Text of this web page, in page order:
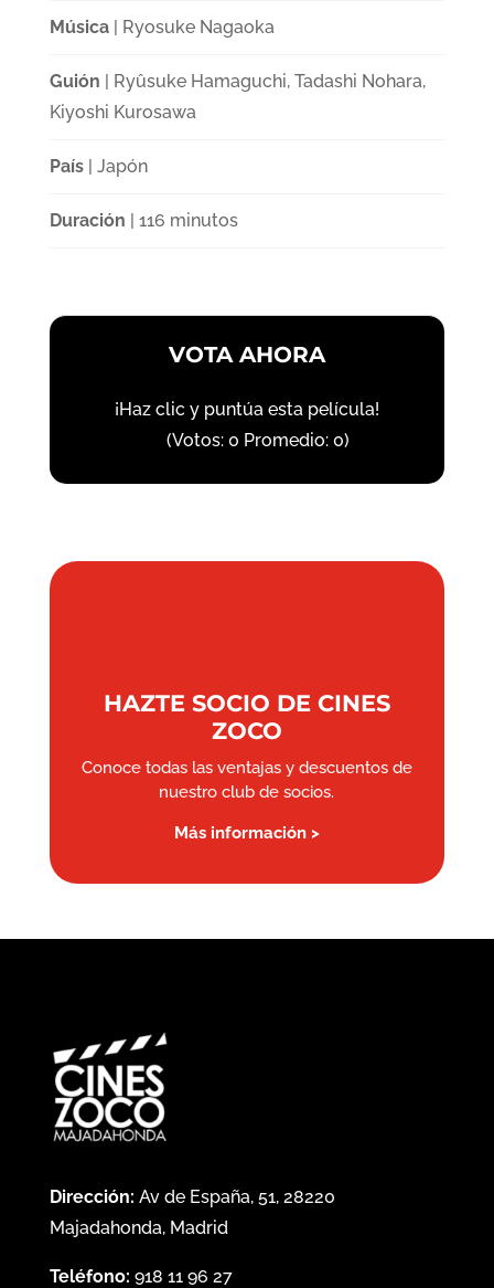
Música| Ryosuke Nagaoka
Guión | Ryûsuke Hamaguchi, Tadashi Nohara,
Kiyoshi Kurosawa
País| Japón
Duración | 116 minutos
VOTA AHORA
¡Haz clic y puntúa esta película!
(Votos: 0 Promedio: 0)
HAZTE SOCIO DE CINES
ZOCO
Conoce todas las ventajas y descuentos de
nuestro club de socios.
Más información >
Dirección: Av de España, 51, 28220
Majadahonda, Madrid
Teléfono: 918 11 96 27